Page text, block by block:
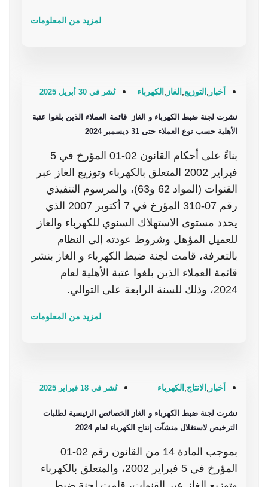
لمزيد من المعلومات
نُشر في 30 أبريل 2025 أخبار التوزيع الغاز الكهرباء
نشرت لجنة ضبط الكهرباء و الغاز قائمة العملاء الذين بلغوا عتبة
الأهلية حسب نوع العملاء حتى 31 ديسمبر 2024
بناءً على أحكام القانون 02-01 المؤرخ في 5
فبراير 2002 المتعلق بالكهرباء وتوزيع الغاز عبر
القنوات (المواد 62 و63)، والمرسوم التنفيذي
رقم 07-310 المؤرخ في 7 أكتوبر 2007 الذي
يحدد مستوى الاستهلاك السنوي للكهرباء والغاز
للعميل المؤهل وشروط عودته إلى النظام
بالتعرفة، قامت لجنة ضبط الكهرباء و الغاز بنشر
قائمة العملاء الذين بلغوا عتبة الأهلية لعام
2024، وذلك للسنة الرابعة على التوالي.
لمزيد من المعلومات
نُشر في 18 فبراير 2025 أخبار الانتاج الكهرباء
نشرت لجنة ضبط الكهرباء و الغاز الخصائص الرئيسية لطلبات
الترخيص لاستغلال منشآت إنتاج الكهرباء لعام 2024
بموجب المادة 14 من القانون رقم 02-01
المؤرخ في 5 فبراير 2002، والمتعلق بالكهرباء